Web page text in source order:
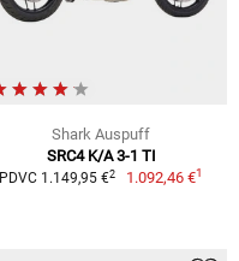
Shark Auspuff
SRC4 K/A 3-1 TI
PDVC 1.149,95 €2 1.092,46 €1